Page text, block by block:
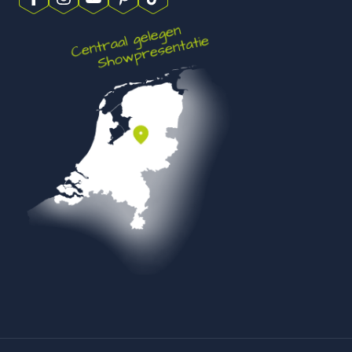
betontegels is dit een slimme keuze voor wie kwaliteit en
duurzaamheid belangrijk vindt.
Combineren met andere formaten en
Kijlstra H2O 60x60x4 Square Comfort vormt een rustige basis
in jouw tuinontwerp. Deze tegels zijn goed te combineren
met andere materialen. Je kunt bijvoorbeeld een
randafwerking maken metklinkers
Opsluitbanden in een bijpassende tint zorgen voor stabiliteit
en een nette afwerking. Dat voorkomt verschuiving aan de
randen.
Binnen de H2O Square Comfort lijn zijn ook andere formaten
Ook een combinatie metkeramische tegelsis mogelijk.